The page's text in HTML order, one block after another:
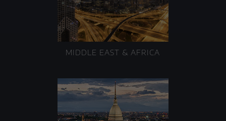
MIDDLE EAST & AFRICA